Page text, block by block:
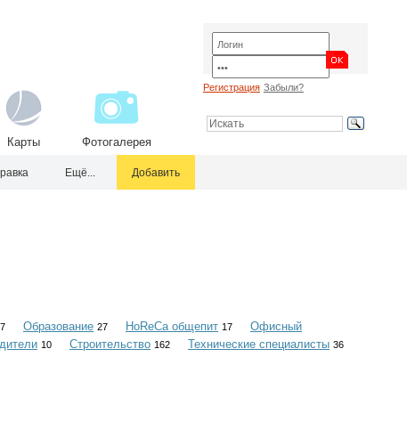
Карты Фотогалерея
Регистрация Забыли?
Ещё... Добавить
Образование 27 HoReCa общепит 17
Офисный
10 Строительство 162 Технические специалисты 36